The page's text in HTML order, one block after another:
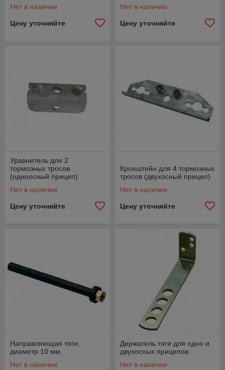
Нет в наличии
Цену уточняйте
Нет в наличии
Цену уточняйте
Уравнитель для 2
тормозных тросов
(одноосный прицеп)
Нет в наличии
Цену уточняйте
Кронштейн для 4 тормозных
тросов (двухосный прицеп)
Нет в наличии
Цену уточняйте
Направляющая тяги,
диаметр 10 мм.
Нет в наличии
Держатель тяги для одно и
двухосных прицепов
Нет в наличии